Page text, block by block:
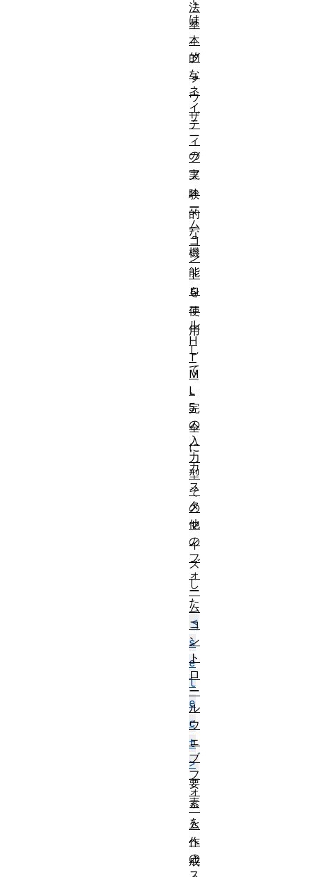
は
、
ブ
ラ
ウ
ザ
ー
の
実
験
的
な
機
能
を
使
用
し
て
、
完
全
に
カ
ス
タ
マ
イ
ズ
し
た
<
s
e
l
e
c
t
>
要
素
を
作
成
法
基
本
的
な
ネ
イ
テ
ィ
ブ
フ
ォ
ー
ム
コ
ン
ト
ロ
ー
ル
H
T
M
L
5
の
入
力
型
そ
の
他
の
フ
ォ
ー
ム
コ
ン
ト
ロ
ー
ル
ウ
ェ
ブ
フ
ォ
ー
ム
へ
の